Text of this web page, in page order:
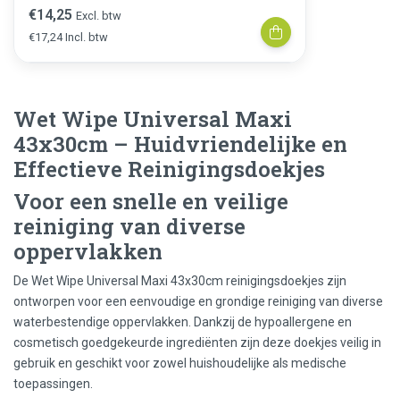
€14,25 Excl. btw
€17,24 Incl. btw
Wet Wipe Universal Maxi
43x30cm – Huidvriendelijke en
Effectieve Reinigingsdoekjes
Voor een snelle en veilige
reiniging van diverse
oppervlakken
De Wet Wipe Universal Maxi 43x30cm reinigingsdoekjes zijn
ontworpen voor een eenvoudige en grondige reiniging van diverse
waterbestendige oppervlakken. Dankzij de hypoallergene en
cosmetisch goedgekeurde ingrediënten zijn deze doekjes veilig in
gebruik en geschikt voor zowel huishoudelijke als medische
toepassingen.